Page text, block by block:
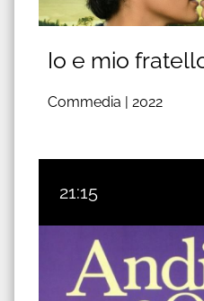
Io e mio
Commedia | 2022
21:15